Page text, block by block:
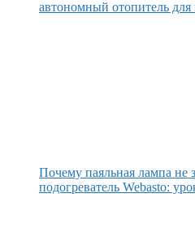
автономный отопитель для
Почему паяльная лампа не
подогреватель Webasto: